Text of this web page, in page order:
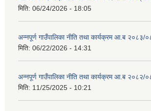
मिति: 06/24/2026 - 18:05
अन्नपूर्ण गाउँपालिका नीति तथा कार्यक्रम आ.ब २०८३/
मिति: 06/22/2026 - 14:31
अन्नपूर्ण गाउँपालिका नीति तथा कार्यक्रम आ.ब २०८२/
मिति: 11/25/2025 - 10:21